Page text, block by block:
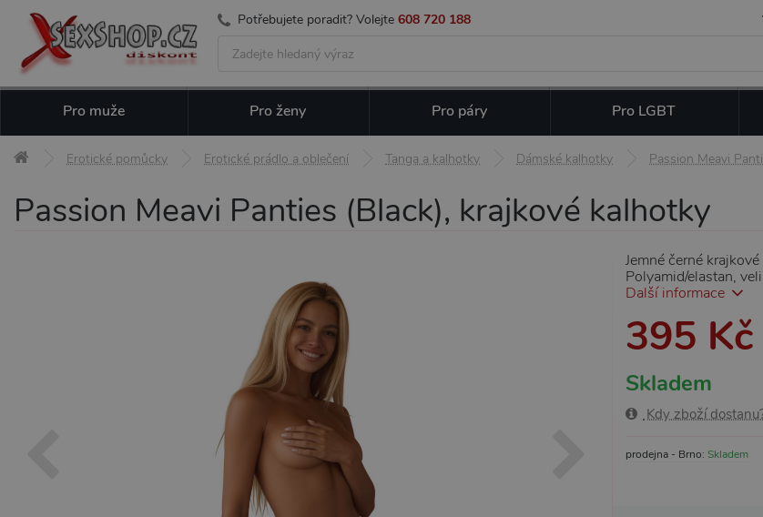
Potřebujete poradit? Volejte 608 720 188
Pro muže Pro ženy Pro páry Pro LGBT
Erotické pomůcky Erotické prádlo a oblečení Tanga a kalhotky Dámské kalhotky Passion Meavi
Passion Meavi Panties (Black), krajkové kalhotky
Jemné černé
Polyamid/elastan,
Další informace
395 Kč
Skladem
Kdy zboží
prodejna - Brno: Skladem